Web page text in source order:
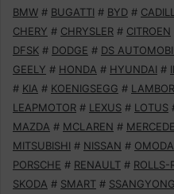
BMW # BUGATTI # BYD #
CHERY # CHRYSLER # CITROEN
DFSK # DODGE # DS
GEELY # HONDA # HYUNDAI #
# KIA # KOENIGSEGG #
LEAPMOTOR # LEXUS # LOTUS
MAZDA # MCLAREN #
MITSUBISHI # NISSAN #
PORSCHE # RENAULT # ROLLS-
SKODA # SMART # SSANGYONG